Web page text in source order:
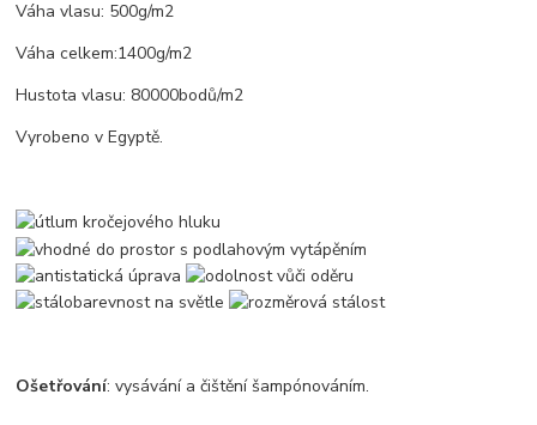
Váha vlasu: 500g/m2
Váha celkem:1400g/m2
Hustota vlasu: 80000bodů/m2
Vyrobeno v Egyptě.
Ošetřování: vysávání a čištění šampónováním.